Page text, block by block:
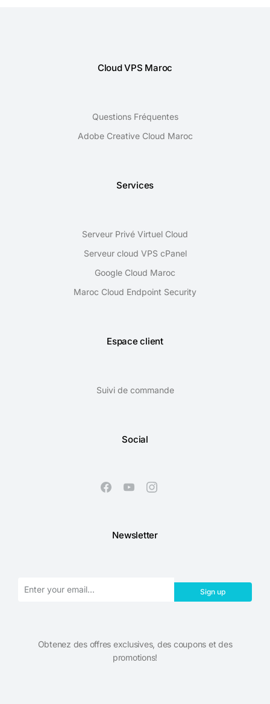
Cloud VPS Maroc
Questions Fréquentes
Adobe Creative Cloud Maroc
Services
Serveur Privé Virtuel Cloud
Serveur cloud VPS cPanel
Google Cloud Maroc
Maroc Cloud Endpoint Security
Espace client
Suivi de commande
Social
Newsletter
Sign up
Obtenez des offres exclusives, des coupons et des
promotions!​